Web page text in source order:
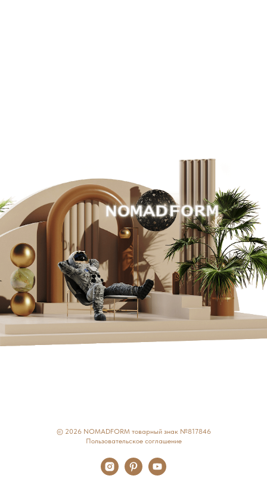
© 2026 NOMADFORM товарный знак №817846
Пользовательское соглашение